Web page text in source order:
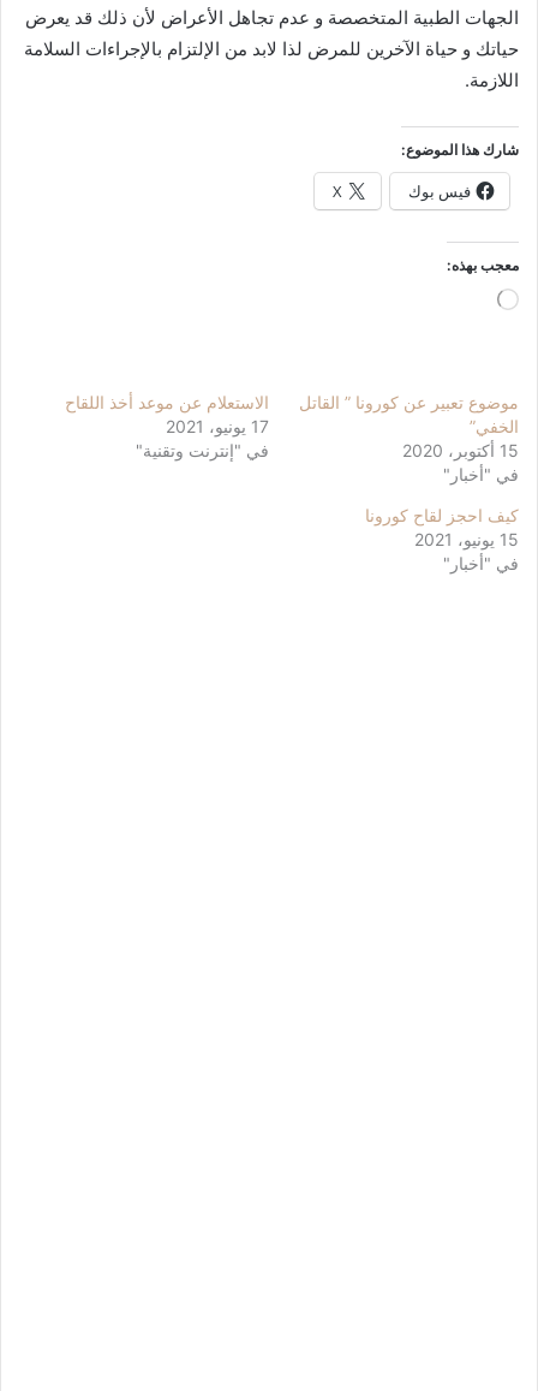
الجهات الطبية المتخصصة و عدم تجاهل الأعراض لأن ذلك قد يعرض
حياتك و حياة الآخرين للمرض لذا لابد من الإلتزام بالإجراءات السلامة
اللازمة.
شارك هذا الموضوع:
فيس بوك X
معجب بهذه:
جاري
موضوع تعبير عن كورونا ” القاتل
الخفي”
15 أكتوبر، 2020
في "أخبار"
الاستعلام عن موعد أخذ اللقاح
17 يونيو، 2021
في "إنترنت وتقنية"
كيف احجز لقاح كورونا
15 يونيو، 2021
في "أخبار"